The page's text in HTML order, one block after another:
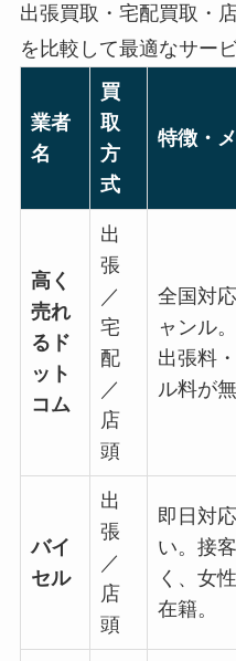
出張買取・宅配買取・
を比較して最適なサー
業者
名
買
取
方
式
特徴・
高く
売れ
るド
ット
コム
出
張
／
宅
配
／
店
頭
全国対
ャンル
出張料
ル料が無
バイ
セル
出
張
／
店
頭
即日対
い。接
く、女
在籍。